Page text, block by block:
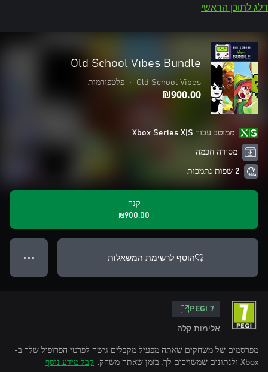
דלג לתוכן הראשי
Old School Vibes Bundle
Old School Vibes
• פלטפורמות
‪₪‎900.00‬
ממוטב עבור Xbox Series X|S
מסירה חכמה
2 שפות נתמכות
קנה
‪₪‎900.00‬
הוסף לרשימת המשאלות ● ● ●
PEGI 7
אלימות קלה
מפרסמים של משחקים שאתה מפעיל מקבלים גישה לפרטי הפרופיל שלך ב-
Xbox ולנתונים שמשויכים לך, בזמן שאתה משחק.
קבל מידע נוסף